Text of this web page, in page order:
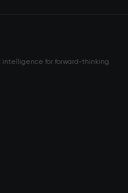
intelligence for forward-thinking